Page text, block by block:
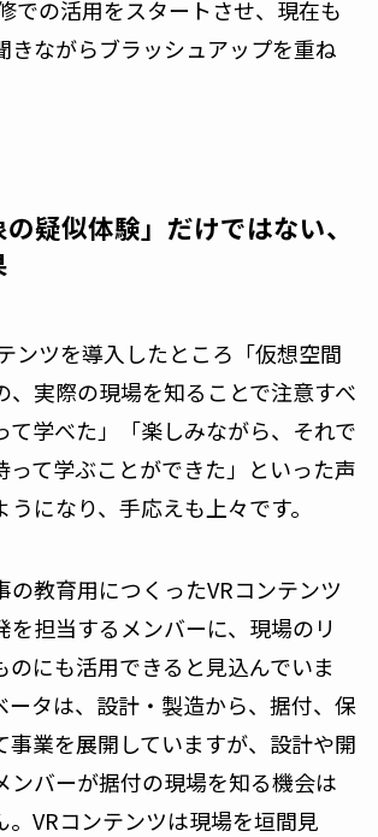
での活用をスタートさせ、現在も
きながらブラッシュアップを重ね
の疑似体験」だけではない、
ンツを導入したところ「仮想空間
、実際の現場を知ることで注意すべ
て学べた」「楽しみながら、それで
って学ぶことができた」といった声
になり、手応えも上々です。
の教育用につくったVRコンテンツ
を担当するメンバーに、現場のリ
のにも活用できると見込んでいま
ータは、設計・製造から、据付、保
事業を展開していますが、設計や開
ンバーが据付の現場を知る機会は
。VRコンテンツは現場を垣間見